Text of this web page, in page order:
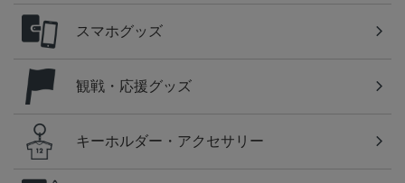
スマホグッズ
観戦・応援グッズ
キーホルダー・アクセサリー